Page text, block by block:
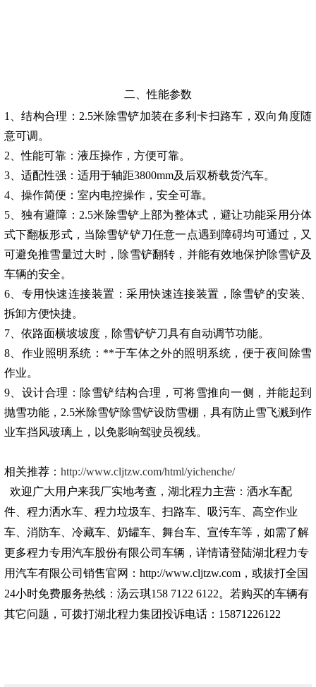
二、性能参数
1
、结构合理： 2.5米除雪铲加装在多利卡扫路车 ，双向角度随
意可调。
2 、性能可靠：液压操作，方便可靠。
3、适配性强：适用于轴距3800mm及后双桥载货汽车。
4、操作简便：室内电控操作，安全可靠。
5、独有避障： 2.5米除雪铲 上部为整体式，避让功能采用分体
式下翻板形式，当除雪铲铲刀任意一点遇到障碍均可通过，又
可避免推雪量过大时，除雪铲翻转，并能有效地保护除雪铲及
车辆的安全。
6、 专用快速连接装置：采用快速连接装置，除雪铲的安装、
拆卸方便快捷。
7、 依路面横坡坡度，除雪铲铲刀具有自动调节功能。
8、作业照明系统：**于车体之外的照明系统，便于夜间除雪
作业。
9、 设计合理：除雪铲结构合理，可将雪推向一侧，并能起到
抛雪功能， 2.5米除雪铲除雪铲设防雪棚，具有防止雪飞溅到作
业车挡风玻璃上，以免影响驾驶员视线。
相关推荐： http://www.cljtzw.com/html/yichenche/
欢迎广大用户来我厂实地考查，湖北程力主营：洒水车配
件、程力洒水车、程力垃圾车、扫路车、吸污车、高空作业
车、消防车、冷藏车、奶罐车、舞台车、宣传车等，如需了解
更多程力专用汽车股份有限公司车辆，详情请登陆湖北程力专
用汽车有限公司销售官网： http://www.cljtzw.com，或拔打全国
24小时免费服务热线：汤云琪158 7122 6122。若购买的车辆有
其它问题，可拨打湖北程力集团投诉电话：15871226122